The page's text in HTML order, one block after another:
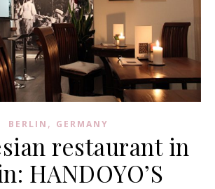
BERLIN , GERMANY
restaurant in
HANDOYO’S